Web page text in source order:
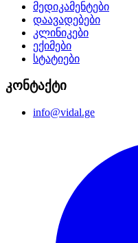
მედიკამენტები
დაავადებები
კლინიკები
ექიმები
სტატიები
კონტაქტი
info@vidal.ge